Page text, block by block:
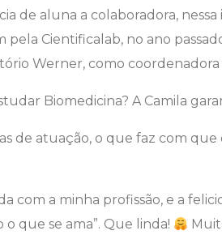
de aluna a colaboradora,
pela Cientificalab, no ano
Werner, como coordenadora
Biomedicina? A Camila
de atuação, o que faz com
com a minha profissão, e a
que se ama”. Que linda!